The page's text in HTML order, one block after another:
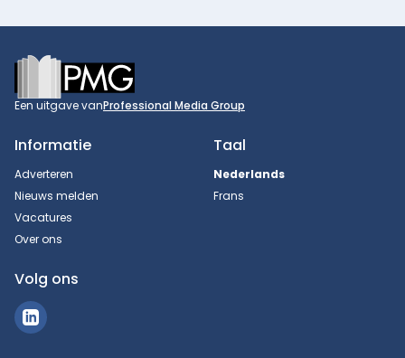
Footer
Een uitgave vanProfessional Media Group
Informatie
Adverteren
Nieuws melden
Vacatures
Over ons
Taal
Nederlands
Frans
Volg ons